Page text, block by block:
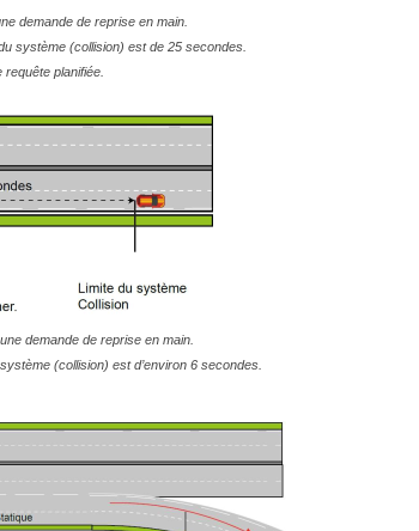
demande de reprise en main.
système (collision) est de 25 secondes.
requête planifiée.
demande de reprise en main.
(collision) est d’environ 6 secondes.